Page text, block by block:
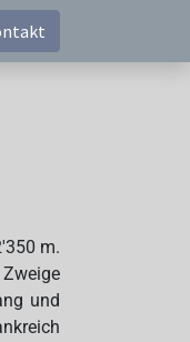
m.
und